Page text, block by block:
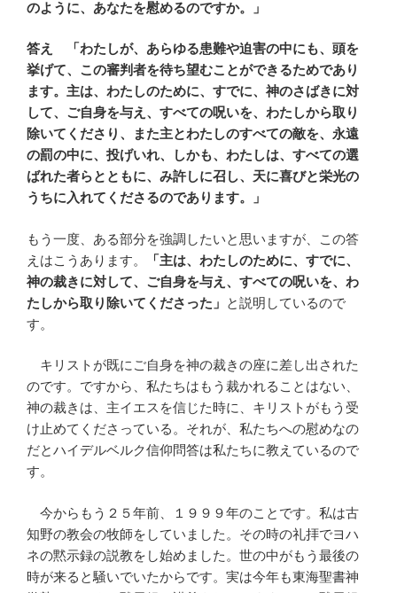
のように、あなたを慰めるのですか。」
答え 「わたしが、あらゆる患難や迫害の中にも、頭を
挙げて、この審判者を待ち望むことができるためであり
ます。主は、わたしのために、すでに、神のさばきに対
して、ご自身を与え、すべての呪いを、わたしから取り
除いてくださり、また主とわたしのすべての敵を、永遠
の罰の中に、投げいれ、しかも、わたしは、すべての選
ばれた者らとともに、み許しに召し、天に喜びと栄光の
うちに入れてくださるのであります。」
もう一度、ある部分を強調したいと思いますが、この答
えはこうあります。
「主は、わたしのために、すでに、
神の裁きに対して、ご自身を与え、すべての呪いを、わ
たしから取り除いてくださった」 と説明しているので
す。
キリストが既にご自身を神の裁きの座に差し出された
のです。ですから、私たちはもう裁かれることはない、
神の裁きは、主イエスを信じた時に、キリストがもう受
け止めてくださっている。それが、私たちへの慰めなの
だとハイデルベルク信仰問答は私たちに教えているので
す。
今からもう２５年前、１９９９年のことです。私は古
知野の教会の牧師をしていました。その時の礼拝でヨハ
ネの黙示録の説教をし始めました。世の中がもう最後の
時が来ると騒いでいたからです。実は今年も東海聖書神